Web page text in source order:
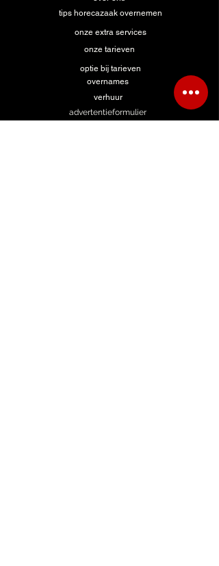
tips horecazaak overnemen
onze extra services
onze tarieven
optie bij tarieven
overnames
verhuur
advertentieformulier